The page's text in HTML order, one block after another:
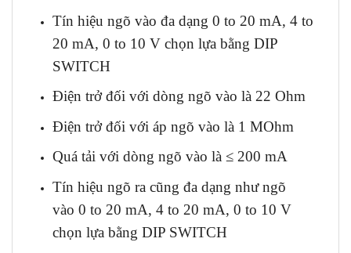
Tín hiệu ngõ vào đa dạng 0 to 20 mA, 4 to
20 mA, 0 to 10 V chọn lựa bằng DIP
SWITCH
Điện trở đối với dòng ngõ vào là 22 Ohm
Điện trở đối với áp ngõ vào là 1 MOhm
Quá tải với dòng ngõ vào là ≤ 200 mA
Tín hiệu ngõ ra cũng đa dạng như ngõ
vào 0 to 20 mA, 4 to 20 mA, 0 to 10 V
chọn lựa bằng DIP SWITCH